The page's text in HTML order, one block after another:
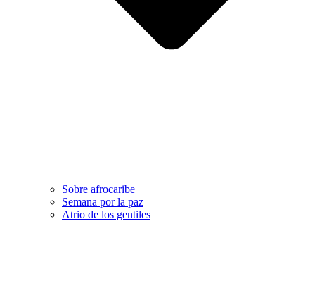
Sobre afrocaribe
Semana por la paz
Atrio de los gentiles